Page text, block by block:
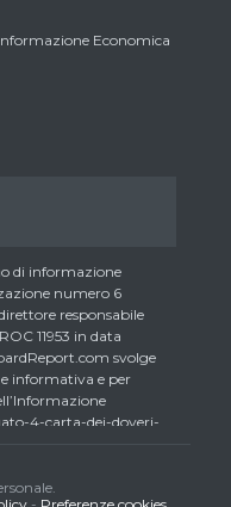
Economica
di informazione
numero 6
responsabile
11953 in data
svolge
informativa e per
4-carta-dei-doveri-
LombardReport.com